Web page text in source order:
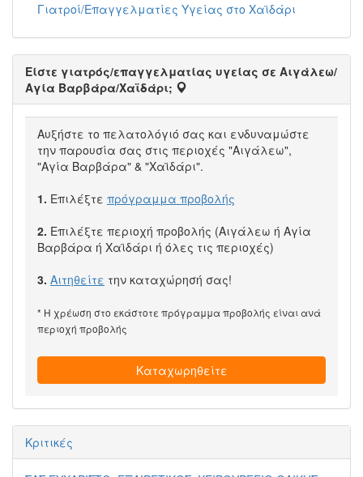
Γιατροί/Επαγγελματίες Υγείας στο Χαϊδάρι
Είστε γιατρός/επαγγελματίας υγείας σε Αιγάλεω/
Αγία Βαρβάρα/Χαϊδάρι;
Αυξήστε το πελατολόγιό σας και ενδυναμώστε
την παρουσία σας στις περιοχές "Αιγάλεω",
"Αγία Βαρβάρα" & "Χαϊδάρι".
1. Επιλέξτε πρόγραμμα προβολής
2. Επιλέξτε περιοχή προβολής (Αιγάλεω ή Αγία
Βαρβάρα ή Χαϊδάρι ή όλες τις περιοχές)
3. Αιτηθείτε την καταχώρησή σας!
* Η χρέωση στο εκάστοτε πρόγραμμα προβολής είναι ανά
περιοχή προβολής
Καταχωρηθείτε
Κριτικές